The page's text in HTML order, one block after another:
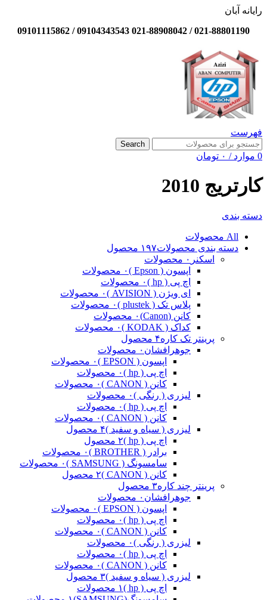
رایانه آبان
021-88801190 / 021-88908042 09104343543 / 09101115862
فهرست
Search
0 موارد / ۰ تومان
کارتریج 2010
دسته بندی
All محصولات
دسته بندی محصولات۱۹۷ محصول
اسکنر ۰ محصولات
اپسون ( Epson )
۰ محصولات
اچ پی ( hp )
۰ محصولات
ای ویژن ( AVISION )
۰ محصولات
پلاس تک ( plustek )
۰ محصولات
کانن (Canon)
۰ محصولات
کداک ( KODAK )
۰ محصولات
پرینتر تک کاره۴ محصول
جوهرافشان ۰ محصولات
اپسون ( EPSON )
۰ محصولات
اچ پی ( hp )
۰ محصولات
کانن ( CANON )
۰ محصولات
لیزری ( رنگی )۰ محصولات
اچ پی ( hp )
۰ محصولات
کانن ( CANON )
۰ محصولات
لیزری ( سیاه و سفید )۴ محصول
اچ پی ( hp )
۲ محصول
برادر ( BROTHER )
۰ محصولات
سامسونگ ( SAMSUNG )
۰ محصولات
کانن ( CANON )
۲ محصول
پرینتر چند کاره۳ محصول
جوهرافشان ۰ محصولات
اپسون ( EPSON )
۰ محصولات
اچ پی ( hp )
۰ محصولات
کانن ( CANON )
۰ محصولات
لیزری ( رنگی )۰ محصولات
اچ پی ( hp )
۰ محصولات
کانن ( CANON )
۰ محصولات
لیزری ( سیاه و سفید )۳ محصول
اچ پی ( hp )
۱ محصولات